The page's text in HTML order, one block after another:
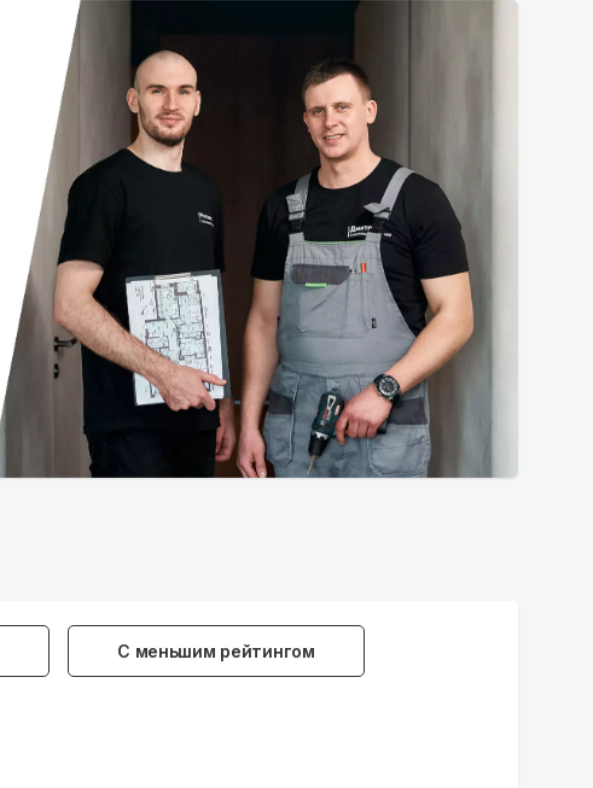
С меньшим рейтингом